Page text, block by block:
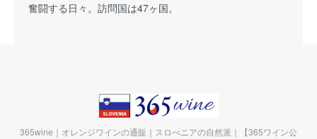
奮闘する日々。訪問国は47ヶ国。
365wine｜オレンジワインの通販｜スロべニアの自然派｜【365ワイン公